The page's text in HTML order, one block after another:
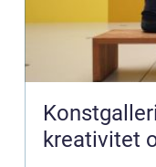
kreativitet